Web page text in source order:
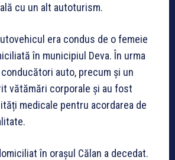
cu un alt autoturism.
era condus de o femeie
în municipiul Deva. În urma
auto, precum și un
vătămări corporale și au fost
medicale pentru acordarea de
în orașul Călan a decedat.